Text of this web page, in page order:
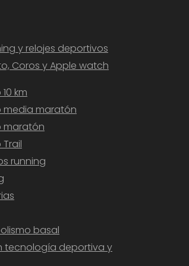
y relojes deportivos
Coros y Apple watch
km
media maratón
maratón
running
basal
tecnología deportiva y